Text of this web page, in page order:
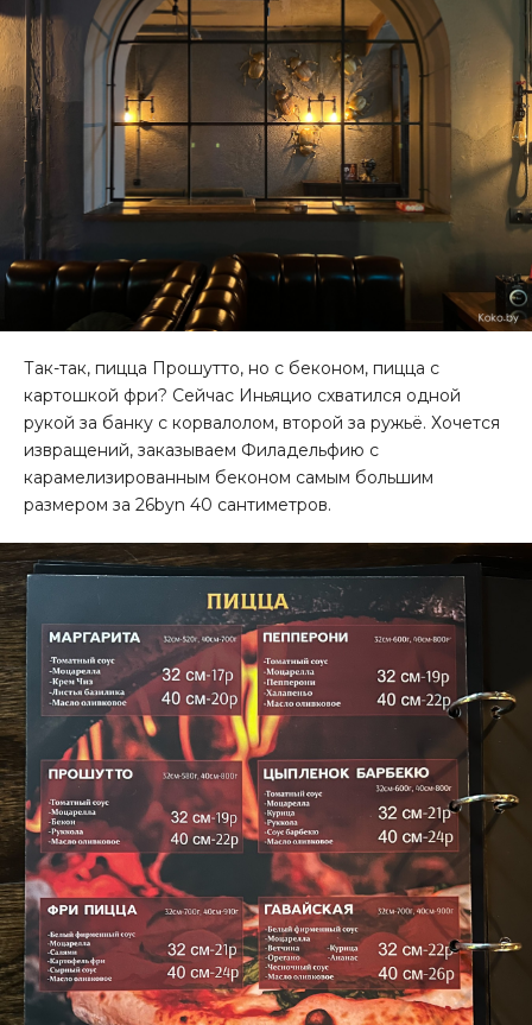
Так-так, пицца Прошутто, но с беконом, пицца с
картошкой фри? Сейчас Иньяцио схватился одной
рукой за банку с корвалолом, второй за ружьё. Хочется
извращений, заказываем Филадельфию с
карамелизированным беконом самым большим
размером за 26byn 40 сантиметров.